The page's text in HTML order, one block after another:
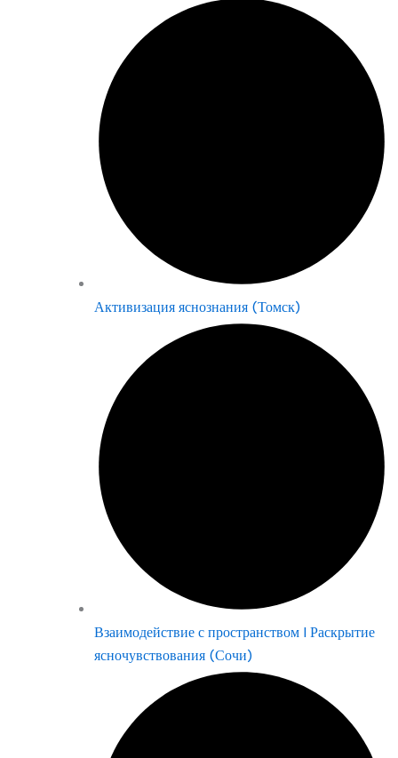
Активизация яснознания (Томск)
Взаимодействие с пространством | Раскрытие
ясночувствования (Сочи)